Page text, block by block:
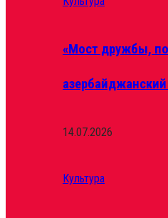
«Мост дружбы,
14.07.2026
Культура